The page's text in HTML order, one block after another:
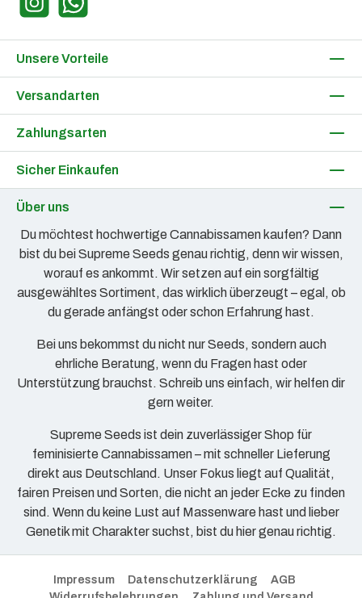
InstagramWhatsApp
Unsere Vorteile
Versandarten
Zahlungsarten
Sicher Einkaufen
Über uns
Du möchtest hochwertige Cannabissamen kaufen? Dann
bist du bei Supreme Seeds genau richtig, denn wir wissen,
worauf es ankommt. Wir setzen auf ein sorgfältig
ausgewähltes Sortiment, das wirklich überzeugt – egal, ob
du gerade anfängst oder schon Erfahrung hast.
Bei uns bekommst du nicht nur Seeds, sondern auch
ehrliche Beratung, wenn du Fragen hast oder
Unterstützung brauchst. Schreib uns einfach, wir helfen dir
gern weiter.
Supreme Seeds ist dein zuverlässiger Shop für
feminisierte Cannabissamen – mit schneller Lieferung
direkt aus Deutschland. Unser Fokus liegt auf Qualität,
fairen Preisen und Sorten, die nicht an jeder Ecke zu finden
sind. Wenn du keine Lust auf Massenware hast und lieber
Genetik mit Charakter suchst, bist du hier genau richtig.
Impressum Datenschutzerklärung
AGB